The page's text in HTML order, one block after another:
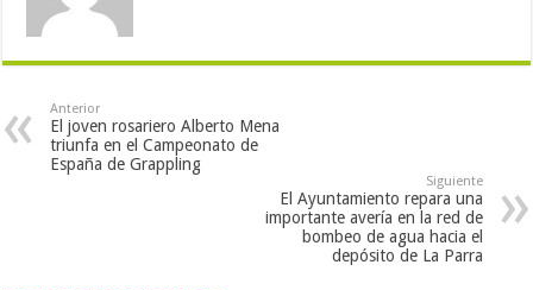
Anterior
El joven rosariero Alberto Mena
triunfa en el Campeonato de
España de Grappling
Siguiente
El Ayuntamiento repara una
importante avería en la red de
bombeo de agua hacia el
depósito de La Parra